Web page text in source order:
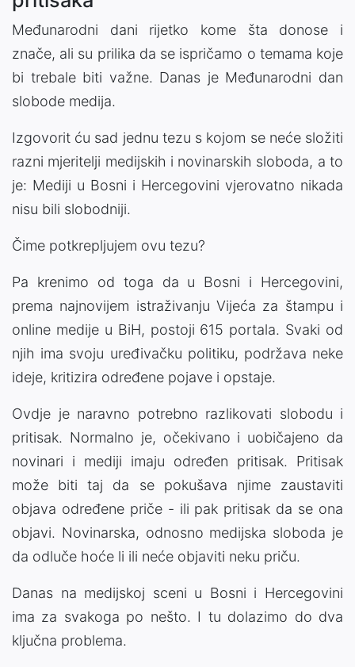
Međunarodni dani rijetko kome šta donose i
znače, ali su prilika da se ispričamo o temama koje
bi trebale biti važne. Danas je Međunarodni dan
slobode medija.
Izgovorit ću sad jednu tezu s kojom se neće složiti
razni mjeritelji medijskih i novinarskih sloboda, a to
je: Mediji u Bosni i Hercegovini vjerovatno nikada
nisu bili slobodniji.
Čime potkrepljujem ovu tezu?
Pa krenimo od toga da u Bosni i Hercegovini,
prema najnovijem istraživanju Vijeća za štampu i
online medije u BiH, postoji 615 portala. Svaki od
njih ima svoju uređivačku politiku, podržava neke
ideje, kritizira određene pojave i opstaje.
Ovdje je naravno potrebno razlikovati slobodu i
pritisak. Normalno je, očekivano i uobičajeno da
novinari i mediji imaju određen pritisak. Pritisak
može biti taj da se pokušava njime zaustaviti
objava određene priče - ili pak pritisak da se ona
objavi. Novinarska, odnosno medijska sloboda je
da odluče hoće li ili neće objaviti neku priču.
Danas na medijskoj sceni u Bosni i Hercegovini
ima za svakoga po nešto. I tu dolazimo do dva
ključna problema.